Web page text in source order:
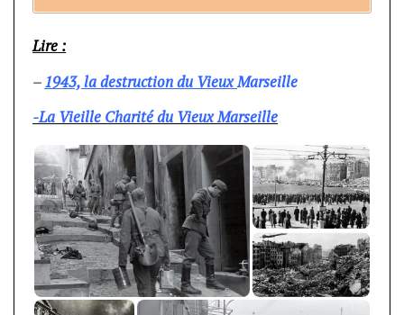
Lire :
–1943, la destruction du VieuxMarseille
-La Vieille Charité du Vieux Marseille